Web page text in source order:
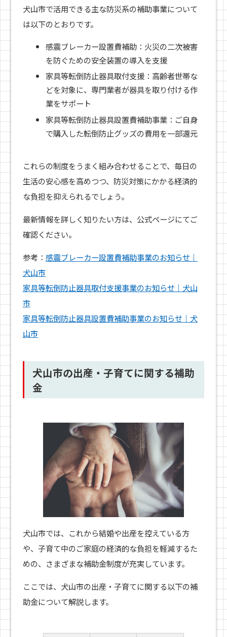
犬山市で活用できる主な防災系の補助事業について
は以下のとおりです。
感震ブレーカー設置費補助：火災の二次被害
を防ぐための安全装置の導入を支援
家具等転倒防止器具取付支援：高齢者世帯な
どを対象に、専門業者が器具を取り付ける作
業をサポート
家具等転倒防止器具設置費補助事業：ご自身
で購入した転倒防止グッズの費用を一部還元
これらの制度をうまく組み合わせることで、毎日の
生活の安心感を高めつつ、防災対策にかかる経済的
な負担を抑えられるでしょう。
最新情報を詳しく知りたい方は、公式ページにてご
確認ください。
参考： 感震ブレーカー設置費補助事業のお知らせ｜
犬山市
家具等転倒防止器具取付支援事業のお知らせ｜犬山
市
家具等転倒防止器具設置費補助事業のお知らせ｜犬
山市
犬山市の出産・子育てに関する補助
金
犬山市では、これから結婚や出産を控えている方
や、子育て中のご家庭の経済的な負担を軽減するた
めの、さまざまな補助金制度が充実しています。
ここでは、犬山市の出産・子育てに関する以下の補
助金について解説します。